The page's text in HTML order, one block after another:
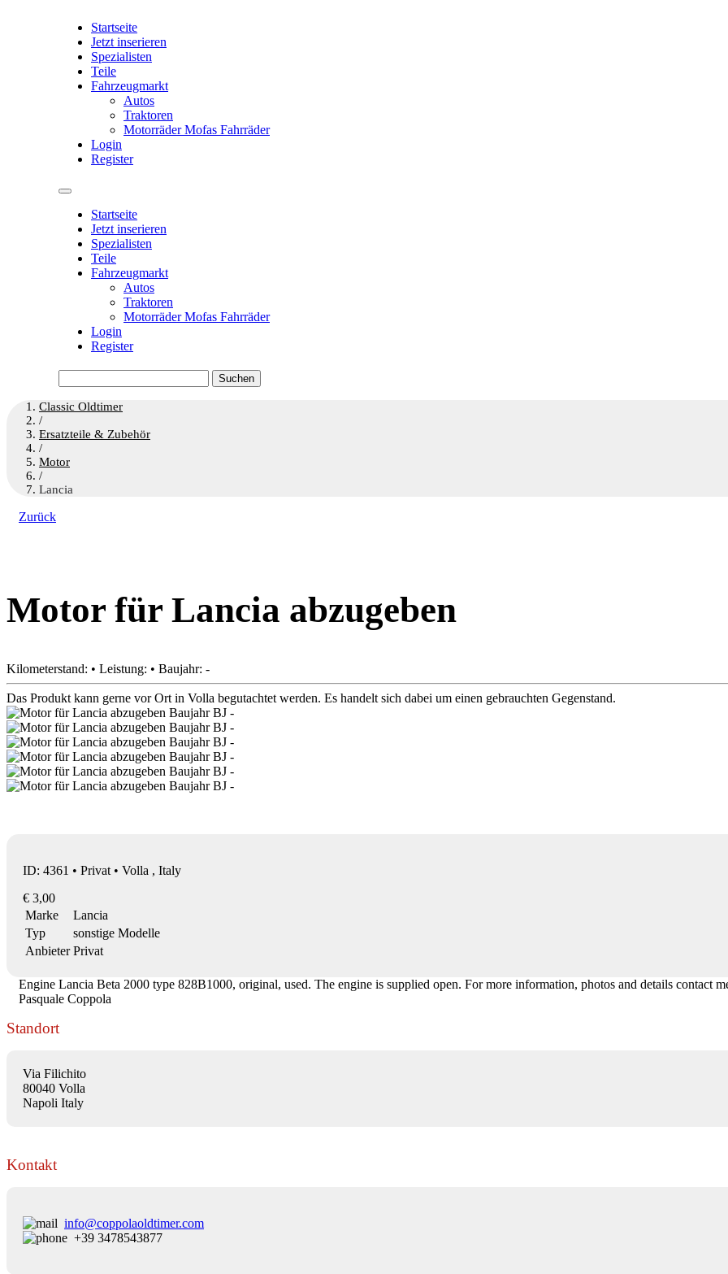
Startseite
Jetzt inserieren
Spezialisten
Teile
Fahrzeugmarkt
Autos
Traktoren
Motorräder Mofas Fahrräder
Login
Register
Startseite
Jetzt inserieren
Spezialisten
Teile
Fahrzeugmarkt
Autos
Traktoren
Motorräder Mofas Fahrräder
Login
Register
nach:
Classic Oldtimer
/
Ersatzteile & Zubehör
/
Motor
/
Lancia
Zurück
Motor für Lancia abzugeben
Kilometerstand: • Leistung: • Baujahr: -
Das Produkt kann gerne vor Ort in Volla begutachtet werden. Es handelt sich dabei um einen gebrauchten Gegenstand.
ID: 4361 • Privat • Volla , Italy
€ 3,00
Marke
Lancia
Typ
sonstige Modelle
Anbieter Privat
Engine Lancia Beta 2000 type 828B1000, original, used. The engine is supplied open. For more information, photos and details contact
Pasquale Coppola
Standort
Via Filichito
80040 Volla
Napoli Italy
Kontakt
info@coppolaoldtimer.com
+39 3478543877